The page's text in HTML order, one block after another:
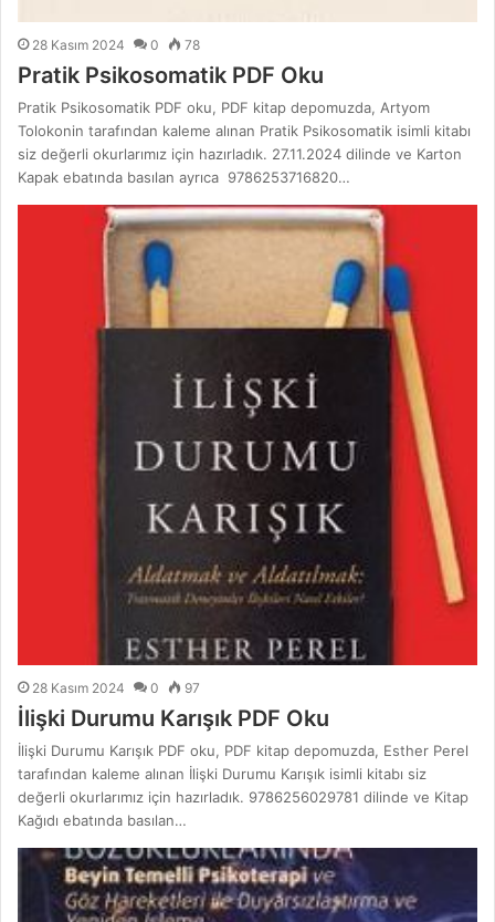
28 Kasım 2024 0 78
Pratik Psikosomatik PDF Oku
Pratik Psikosomatik PDF oku, PDF kitap depomuzda, Artyom
Tolokonin tarafından kaleme alınan Pratik Psikosomatik isimli kitabı
siz değerli okurlarımız için hazırladık. 27.11.2024 dilinde ve Karton
Kapak ebatında basılan ayrıca 9786253716820…
28 Kasım 2024 0 97
İlişki Durumu Karışık PDF Oku
İlişki Durumu Karışık PDF oku, PDF kitap depomuzda, Esther Perel
tarafından kaleme alınan İlişki Durumu Karışık isimli kitabı siz
değerli okurlarımız için hazırladık. 9786256029781 dilinde ve Kitap
Kağıdı ebatında basılan…